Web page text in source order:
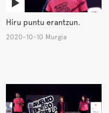
Hiru puntu erantzun.
2020-10-10 Murgia